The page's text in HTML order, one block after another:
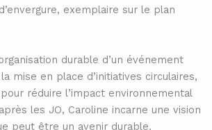
exemplaire sur le plan
durable d’un événement
mise en place d’initiatives circulaires,
réduire l’impact environnemental
les JO, Caroline incarne une vision
peut être un avenir durable.